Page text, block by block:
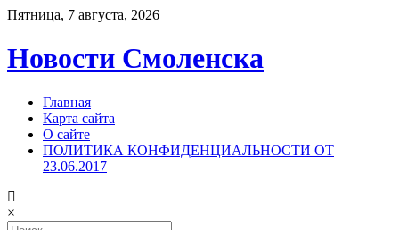
Пятница, 7 августа, 2026
Новости Смоленска
Главная
Карта сайта
О сайте
ПОЛИТИКА КОНФИДЕНЦИАЛЬНОСТИ ОТ
23.06.2017
×